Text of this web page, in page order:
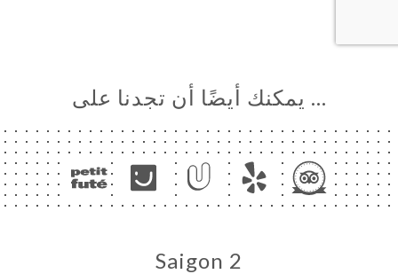
… يمكنك أيضًا أن تجدنا على
Saigon 2